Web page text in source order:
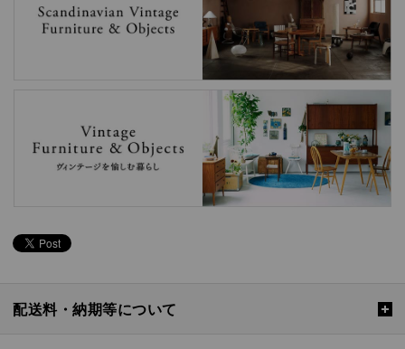
配送料・納期等について